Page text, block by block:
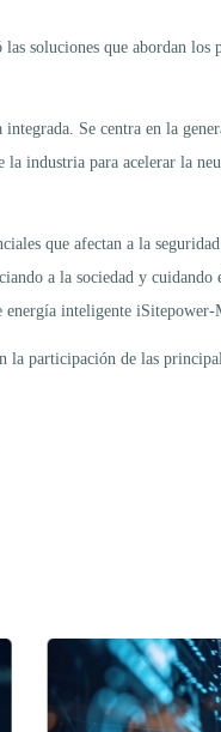
soluciones que abordan los
Se centra en la
industria para acelerar la
que afectan a la
a la sociedad y cuidando
energía inteligente
participación de las